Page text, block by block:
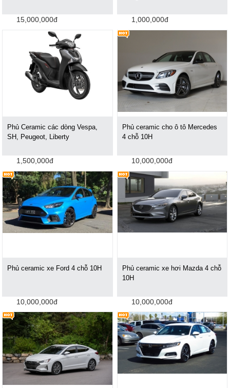
15,000,000đ 1,000,000đ
Phủ Ceramic các dòng Vespa,
SH, Peugeot, Liberty
1,500,000đ
Phủ ceramic cho ô tô Mercedes
4 chỗ 10H
10,000,000đ
Phủ ceramic xe Ford 4 chỗ 10H
10,000,000đ
Phủ ceramic xe hơi Mazda 4 chỗ
10H
10,000,000đ